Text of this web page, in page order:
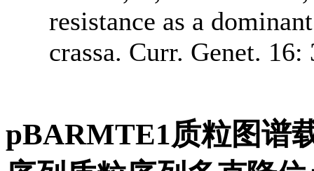
resistance as a
crassa. Curr. Genet.
pBARMTE1质粒图谱